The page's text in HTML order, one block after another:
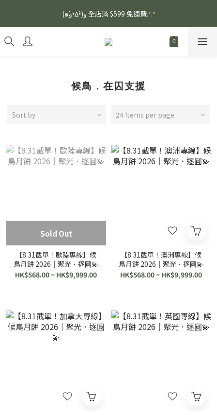
安眠熟睡、穩定血壓、瞓醒精神更集中🌿ASONE GABA TEA 如一
舒眠茶（15入）｜優質養生高山茶
(๑و•̀Δ•́)و 全店滿 $599 免運費.ᐟ.ᐟ
安眠熟睡、穩定血壓、瞓醒精神更集中🌿ASONE GABA TEA 如一
舒眠茶（15入）｜優質養生高山茶
候鳥．在囚支援
Sort by 24 Items per page
Sold Out
【8.31截單！歐陸專線】候
鳥月餅 2026｜聚光．逐圓💫
HK$568.00 ~ HK$9,999.00
【8.31截單！澳洲專線】候
鳥月餅 2026｜聚光．逐圓💫
HK$568.00 ~ HK$9,999.00